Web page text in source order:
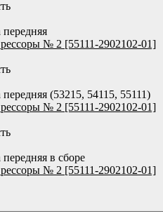
передняя
№ 2 [55111-2902102-01]
передняя (53215, 54115, 55111)
№ 2 [55111-2902102-01]
передняя в сборе
№ 2 [55111-2902102-01]